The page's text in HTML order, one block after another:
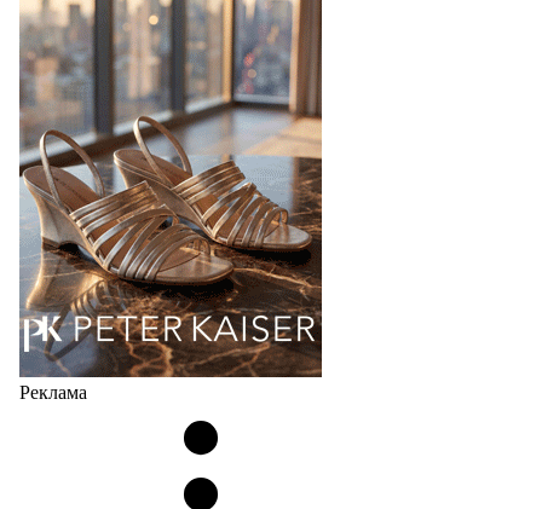
Популярный силуэт бренда,1999 года выпуска,
соответствует сегодняшнему тренду на
сникерины (гибридный вариант балеток и
кроссовок обтекаемой формы и с тонкой подошвой).
Но в модели Miu Miu Bubble присутствует еще и…
05.08.2026 3001
Реклама